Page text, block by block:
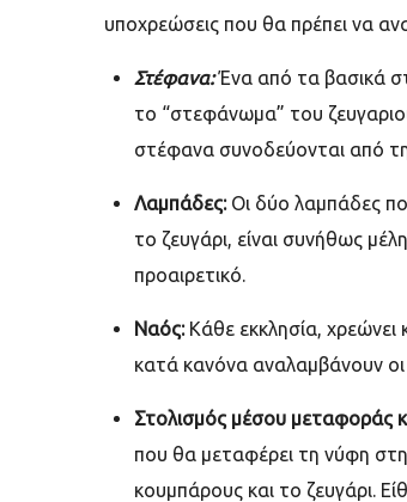
υποχρεώσεις που θα πρέπει να
Στέφανα:Ένα από τα βασικά
το “στεφάνωμα” του
στέφανα συνοδεύονται από
Λαμπάδες: Oι δύο λαμπάδες
το ζευγάρι, είναι συνήθως
προαιρετικό.
Ναός:Κάθε εκκλησία, χρεώνει
κατά κανόνα αναλαμβάνουν
Στολισμός μέσου μεταφοράς
που θα μεταφέρει τη νύφη
κουμπάρους και το ζευγάρι.